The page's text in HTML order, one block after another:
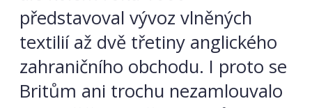
představoval vývoz vlněných
textilií až dvě třetiny anglického
zahraničního obchodu. I proto se
Britům ani trochu nezamlouvalo